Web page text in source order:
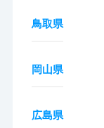
鳥取県
岡山県
広島県